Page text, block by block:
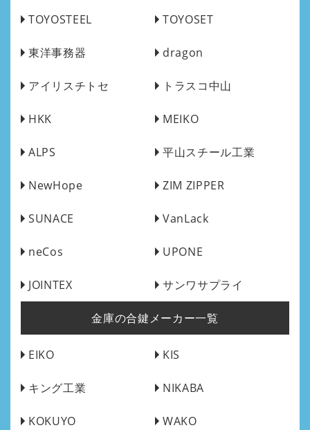
TOYOSTEEL TOYOSET
東洋事務器 dragon
アイリスチトセ トラスコ中山
HKK MEIKO
ALPS 平山スチール工業
NewHope ZIM ZIPPER
SUNACE VanLack
neCos UPONE
JOINTEX サンワサプライ
金庫の合鍵メーカー一覧
EIKO KIS
キング工業 NIKABA
KOKUYO WAKO